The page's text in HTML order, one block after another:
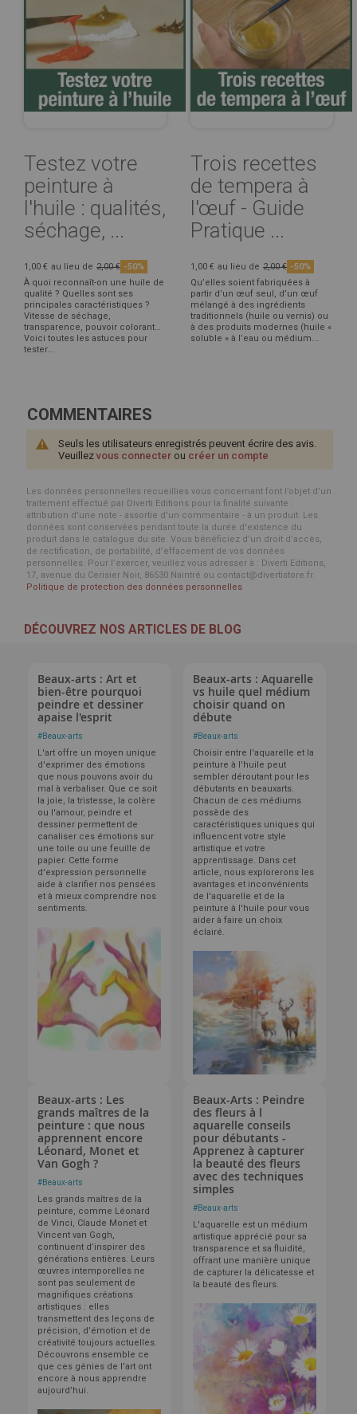
Testez votre
peinture à
l'huile : qualités,
séchage, ...
1,00 € au lieu de 2,00 € -50%
À quoi reconnaît-on une huile de
qualité ? Quelles sont ses
principales caractéristiques ?
Vitesse de séchage,
transparence, pouvoir colorant…
Voici toutes les astuces pour
tester...
Trois recettes
de tempera à
l'œuf - Guide
Pratique ...
1,00 € au lieu de 2,00 € -50%
Qu’elles soient fabriquées à
partir d’un œuf seul, d’un œuf
mélangé à des ingrédients
traditionnels (huile ou vernis) ou
à des produits modernes (huile «
soluble » à l’eau ou médium...
COMMENTAIRES
Seuls les utilisateurs enregistrés peuvent écrire des avis.
Veuillez vous connecter ou créer un compte
Les données personnelles recueillies vous concernant font l’objet d’un
traitement effectué par Diverti Editions pour la finalité suivante :
attribution d'une note - assortie d'un commentaire - à un produit. Les
données sont conservées pendant toute la durée d'existence du
produit dans le catalogue du site. Vous bénéficiez d’un droit d’accès,
de rectification, de portabilité, d’effacement de vos données
personnelles. Pour l’exercer, veuillez vous adresser à : Diverti Editions,
17, avenue du Cerisier Noir, 86530 Naintré ou contact@divertistore.fr.
Politique de protection des données personnelles
DÉCOUVREZ NOS ARTICLES DE BLOG
Beaux-arts : Art et
bien-être pourquoi
peindre et dessiner
apaise l'esprit
#Beaux-arts
L'art offre un moyen unique
d'exprimer des émotions
que nous pouvons avoir du
mal à verbaliser. Que ce soit
la joie, la tristesse, la colère
ou l'amour, peindre et
dessiner permettent de
canaliser ces émotions sur
une toile ou une feuille de
papier. Cette forme
d'expression personnelle
aide à clarifier nos pensées
et à mieux comprendre nos
sentiments.
Beaux-arts : Aquarelle
vs huile quel médium
choisir quand on
débute
#Beaux-arts
Choisir entre l'aquarelle et la
peinture à l'huile peut
sembler déroutant pour les
débutants en beauxarts.
Chacun de ces médiums
possède des
caractéristiques uniques qui
influencent votre style
artistique et votre
apprentissage. Dans cet
article, nous explorerons les
avantages et inconvénients
de l'aquarelle et de la
peinture à l'huile pour vous
aider à faire un choix
éclairé.
Beaux-arts : Les
grands maîtres de la
peinture : que nous
apprennent encore
Léonard, Monet et
Van Gogh ?
#Beaux-arts
Les grands maîtres de la
peinture, comme Léonard
de Vinci, Claude Monet et
Vincent van Gogh,
continuent d’inspirer des
générations entières. Leurs
œuvres intemporelles ne
sont pas seulement de
magnifiques créations
artistiques : elles
transmettent des leçons de
précision, d’émotion et de
créativité toujours actuelles.
Découvrons ensemble ce
que ces génies de l’art ont
encore à nous apprendre
aujourd’hui.
Beaux-Arts : Peindre
des fleurs à l
aquarelle conseils
pour débutants -
Apprenez à capturer
la beauté des fleurs
avec des techniques
simples
#Beaux-arts
L'aquarelle est un médium
artistique apprécié pour sa
transparence et sa fluidité,
offrant une manière unique
de capturer la délicatesse et
la beauté des fleurs.